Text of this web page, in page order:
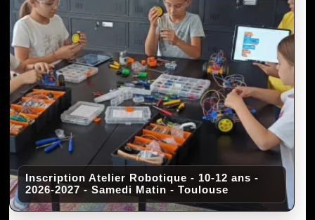
Inscription Atelier Robotique - 10-12 ans -
2026-2027 - Samedi Matin - Toulouse